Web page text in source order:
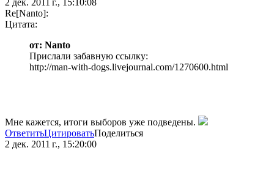
2 дек. 2011 г., 15:10:08
Re[Nanto]:
Цитата:
от: Nanto
Прислали забавную ссылку:
http://man-with-dogs.livejournal.com/1270600.html
Мне кажется, итоги выборов уже подведены.
ОтветитьЦитироватьПоделиться
2 дек. 2011 г., 15:20:00